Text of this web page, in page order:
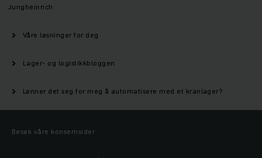
Jungheinrich
Våre løsninger for deg
Lager- og logistikkbloggen
Lønner det seg for meg å automatisere med et kranlager?
Besøk våre konsernsider